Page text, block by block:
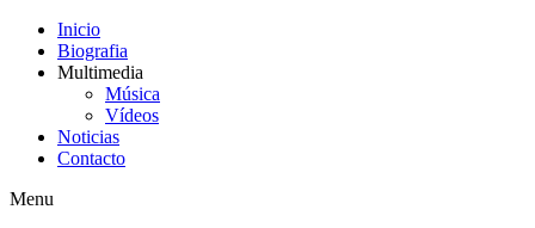
Inicio
Biografia
Multimedia
Música
Vídeos
Noticias
Contacto
Menu